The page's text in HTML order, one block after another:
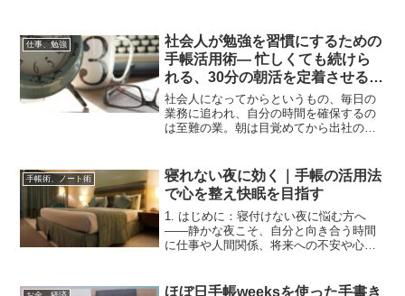
仕事、勉強
社会人が勉強を習慣にするための
手帳活用術― 忙しくても続けら
れる、30分の朝活を定着させる方
法 ―
社会人になってからというもの、毎日の
業務に追われ、自分の時間を確保するの
は至難の業。朝は目覚めてから出社の準
ていない──という方も多いのではないで
しょうか。しかし、現代...
手帳術、ノート術
寝れない夜に効く｜手帳の活用法
で心を整え快眠を目指す
1. はじめに：寝付けない夜に悩む方へ
――静かな夜こそ、自分と向き合う時間
に仕事や人間関係、将来への不安や心配
暇もないまま夜を迎えることが少なくあ
ほぼ日手帳weeksを使った手書き